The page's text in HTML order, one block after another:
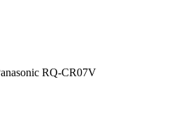
RQ-CR07V